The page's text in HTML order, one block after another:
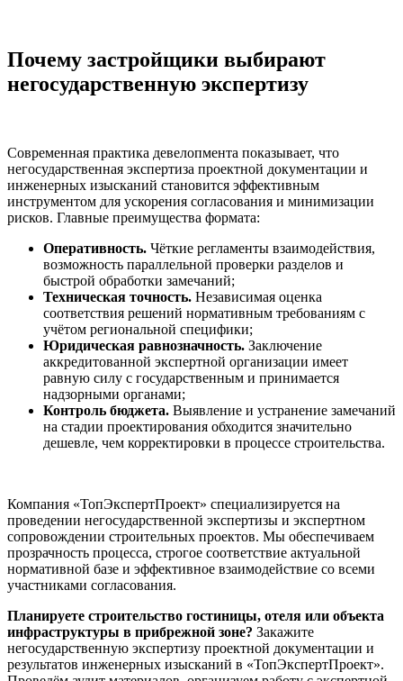
Почему застройщики выбирают
негосударственную экспертизу
Современная практика девелопмента показывает, что
негосударственная экспертиза проектной документации и
инженерных изысканий становится эффективным
инструментом для ускорения согласования и минимизации
рисков. Главные преимущества формата:
Оперативность. Чёткие регламенты взаимодействия,
возможность параллельной проверки разделов и
быстрой обработки замечаний;
Техническая точность. Независимая оценка
соответствия решений нормативным требованиям с
учётом региональной специфики;
Юридическая равнозначность. Заключение
аккредитованной экспертной организации имеет
равную силу с государственным и принимается
надзорными органами;
Контроль бюджета. Выявление и устранение замечаний
на стадии проектирования обходится значительно
дешевле, чем корректировки в процессе строительства.
Компания «ТопЭкспертПроект» специализируется на
проведении негосударственной экспертизы и экспертном
сопровождении строительных проектов. Мы обеспечиваем
прозрачность процесса, строгое соответствие актуальной
нормативной базе и эффективное взаимодействие со всеми
участниками согласования.
Планируете строительство гостиницы, отеля или объекта
инфраструктуры в прибрежной зоне? Закажите
негосударственную экспертизу проектной документации и
результатов инженерных изысканий в «ТопЭкспертПроект».